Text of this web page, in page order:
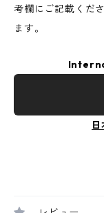
考欄にご記載くだ
ます。